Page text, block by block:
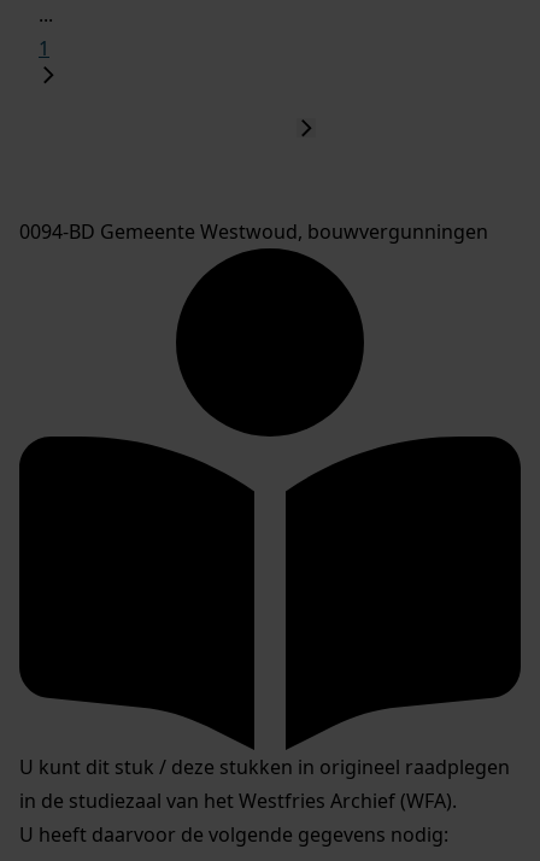
...
1
0094-BD Gemeente Westwoud, bouwvergunningen
U kunt dit stuk / deze stukken in origineel raadplegen
in de studiezaal van het Westfries Archief (WFA).
U heeft daarvoor de volgende gegevens nodig: